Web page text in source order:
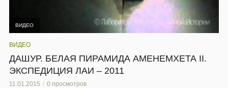
ВИДЕО
ВИДЕО
ДАШУР. БЕЛАЯ ПИРАМИДА АМЕНЕМХЕТА II.
ЭКСПЕДИЦИЯ ЛАИ – 2011
11.01.2015 0 просмотров